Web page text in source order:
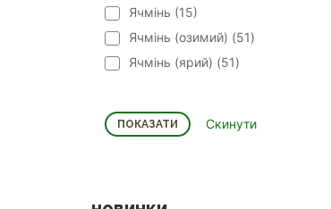
Ячмінь (15)
Ячмінь (озимий) (51)
Ячмінь (ярий) (51)